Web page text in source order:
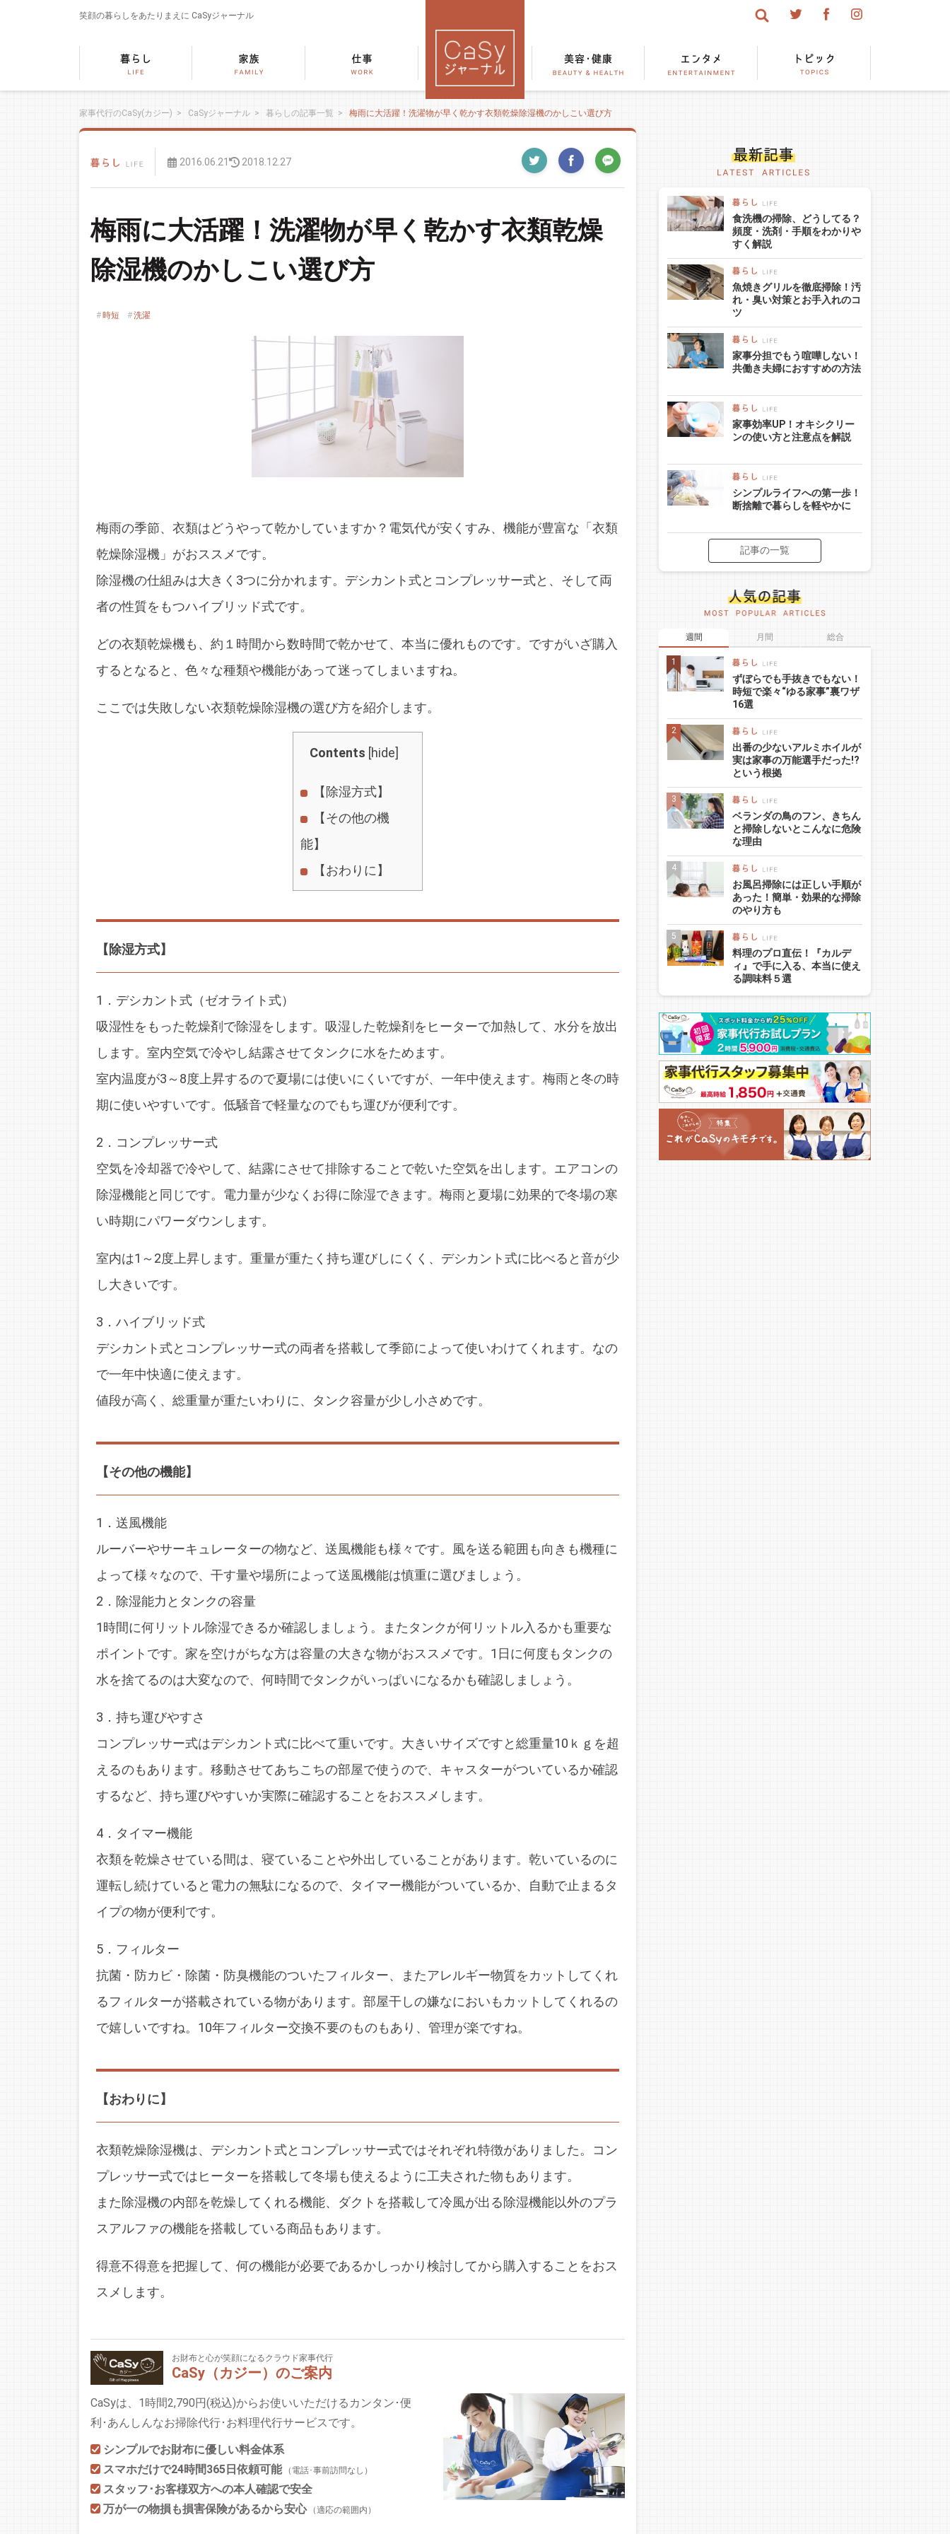
笑顔の暮らしをあたりまえに CaSyジャーナル
家事代行のCaSy(カジー) > CaSyジャーナル > 暮らしの記事一覧 > 梅雨に大活躍！洗濯物が早く乾かす衣類乾燥除湿機のかしこい選び方
2016.06.21 2018.12.27
梅雨に大活躍！洗濯物が早く乾かす衣類乾燥
除湿機のかしこい選び方
時短 洗濯
梅雨の季節、衣類はどうやって乾かしていますか？電気代が安くすみ、機能が豊富な「衣類
乾燥除湿機」がおススメです。
除湿機の仕組みは大きく3つに分かれます。デシカント式とコンプレッサー式と、そして両
者の性質をもつハイブリッド式です。
どの衣類乾燥機も、約１時間から数時間で乾かせて、本当に優れものです。ですがいざ購入
するとなると、色々な種類や機能があって迷ってしまいますね。
ここでは失敗しない衣類乾燥除湿機の選び方を紹介します。
Contents [hide]
【除湿方式】
【その他の機
能】
【おわりに】
【除湿方式】
1．デシカント式（ゼオライト式）
吸湿性をもった乾燥剤で除湿をします。吸湿した乾燥剤をヒーターで加熱して、水分を放出
します。室内空気で冷やし結露させてタンクに水をためます。
室内温度が3～8度上昇するので夏場には使いにくいですが、一年中使えます。梅雨と冬の時
期に使いやすいです。低騒音で軽量なのでもち運びが便利です。
2．コンプレッサー式
空気を冷却器で冷やして、結露にさせて排除することで乾いた空気を出します。エアコンの
除湿機能と同じです。電力量が少なくお得に除湿できます。梅雨と夏場に効果的で冬場の寒
い時期にパワーダウンします。
室内は1～2度上昇します。重量が重たく持ち運びしにくく、デシカント式に比べると音が少
し大きいです。
3．ハイブリッド式
デシカント式とコンプレッサー式の両者を搭載して季節によって使いわけてくれます。なの
で一年中快適に使えます。
値段が高く、総重量が重たいわりに、タンク容量が少し小さめです。
【その他の機能】
1．送風機能
ルーバーやサーキュレーターの物など、送風機能も様々です。風を送る範囲も向きも機種に
よって様々なので、干す量や場所によって送風機能は慎重に選びましょう。
2．除湿能力とタンクの容量
1時間に何リットル除湿できるか確認しましょう。またタンクが何リットル入るかも重要な
ポイントです。家を空けがちな方は容量の大きな物がおススメです。1日に何度もタンクの
水を捨てるのは大変なので、何時間でタンクがいっぱいになるかも確認しましょう。
3．持ち運びやすさ
コンプレッサー式はデシカント式に比べて重いです。大きいサイズですと総重量10ｋｇを超
えるのもあります。移動させてあちこちの部屋で使うので、キャスターがついているか確認
するなど、持ち運びやすいか実際に確認することをおススメします。
4．タイマー機能
衣類を乾燥させている間は、寝ていることや外出していることがあります。乾いているのに
運転し続けていると電力の無駄になるので、タイマー機能がついているか、自動で止まるタ
イプの物が便利です。
5．フィルター
抗菌・防カビ・除菌・防臭機能のついたフィルター、またアレルギー物質をカットしてくれ
るフィルターが搭載されている物があります。部屋干しの嫌なにおいもカットしてくれるの
で嬉しいですね。10年フィルター交換不要のものもあり、管理が楽ですね。
【おわりに】
衣類乾燥除湿機は、デシカント式とコンプレッサー式ではそれぞれ特徴がありました。コン
プレッサー式ではヒーターを搭載して冬場も使えるように工夫された物もあります。
また除湿機の内部を乾燥してくれる機能、ダクトを搭載して冷風が出る除湿機能以外のプラ
スアルファの機能を搭載している商品もあります。
得意不得意を把握して、何の機能が必要であるかしっかり検討してから購入することをおス
スメします。
お財布と心が笑顔になるクラウド家事代行
CaSy（カジー）のご案内
CaSyは、1時間2,790円(税込)からお使いいただけるカンタン･便
利･あんしんなお掃除代行･お料理代行サービスです。
シンプルでお財布に優しい料金体系
スマホだけで24時間365日依頼可能
（電話･事前訪問なし）
スタッフ･お客様双方への本人確認で安全
万が一の物損も損害保険があるから安心
（適応の範囲内）
食洗機の掃除、どうしてる？
頻度・洗剤・手順をわかりや
すく解説
魚焼きグリルを徹底掃除！汚
れ・臭い対策とお手入れのコ
ツ
家事分担でもう喧嘩しない！
共働き夫婦におすすめの方法
家事効率UP！オキシクリー
ンの使い方と注意点を解説
シンプルライフへの第一歩！
断捨離で暮らしを軽やかに
記事の一覧
週間 月間 総合
ずぼらでも手抜きでもない！
時短で楽々“ゆる家事”裏ワザ
16選
出番の少ないアルミホイルが
実は家事の万能選手だった!?
という根拠
ベランダの鳥のフン、きちん
と掃除しないとこんなに危険
な理由
お風呂掃除には正しい手順が
あった！簡単・効果的な掃除
のやり方も
料理のプロ直伝！『カルデ
ィ』で手に入る、本当に使え
る調味料５選